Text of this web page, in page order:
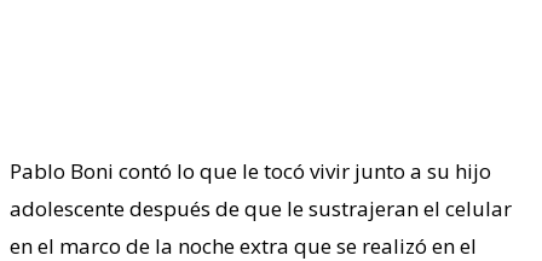
Pablo Boni contó lo que le tocó vivir junto a su hijo
adolescente después de que le sustrajeran el celular
en el marco de la noche extra que se realizó en el